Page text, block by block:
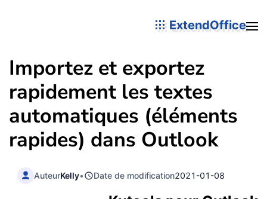
ExtendOffice
Importez et exportez
rapidement les textes
automatiques (éléments
rapides) dans Outlook
AuteurKelly• Date de modification2021-01-08